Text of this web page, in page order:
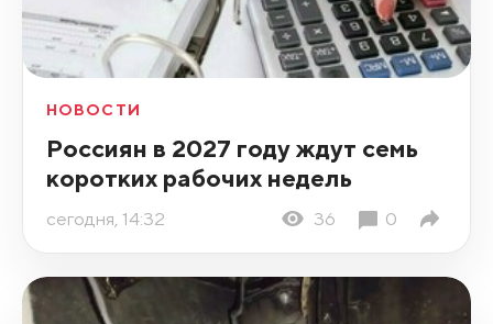
НОВОСТИ
Россиян в 2027 году ждут семь
коротких рабочих недель
сегодня, 14:32 36 0